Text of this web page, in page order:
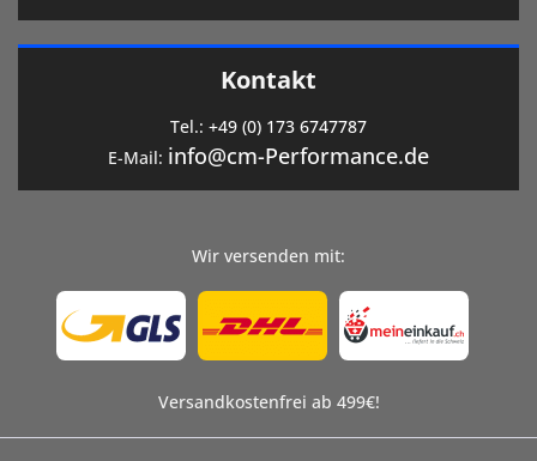
Kontakt
Tel.: +49 (0) 173 6747787
E-Mail: info@cm-Performance.de
Wir versenden mit:
Versandkostenfrei ab 499€!